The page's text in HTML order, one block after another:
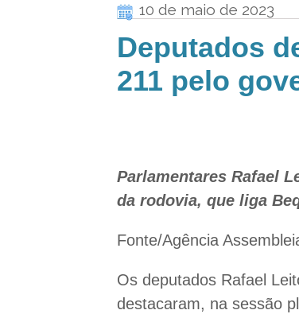
10 de maio de 2023
Deputados
211 pelo
Parlamentares Rafael
da rodovia, que liga
Fonte/Agência
Os deputados Rafael
destacaram, na sessão